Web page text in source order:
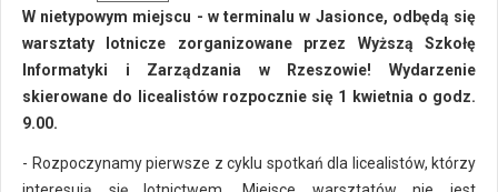
W nietypowym miejscu - w terminalu w Jasionce, odbędą się
warsztaty lotnicze zorganizowane przez Wyższą Szkołę
Informatyki i Zarządzania w Rzeszowie! Wydarzenie
skierowane do licealistów rozpocznie się 1 kwietnia o godz.
9.00.
- Rozpoczynamy pierwsze z cyklu spotkań dla licealistów, którzy